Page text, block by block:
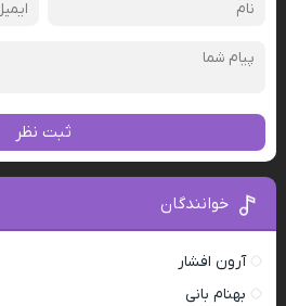
ثبت نظر
خوانندگان
آرون افشار
بهنام بانی